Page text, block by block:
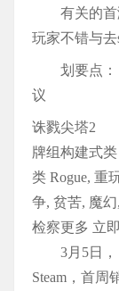
有关的
玩家不错与去
划要点
议
诛戮尖塔2
牌组构建式
类 Rogue, 重
争, 贫苦, 魔
检察更多 立
3月5日
Steam，首周